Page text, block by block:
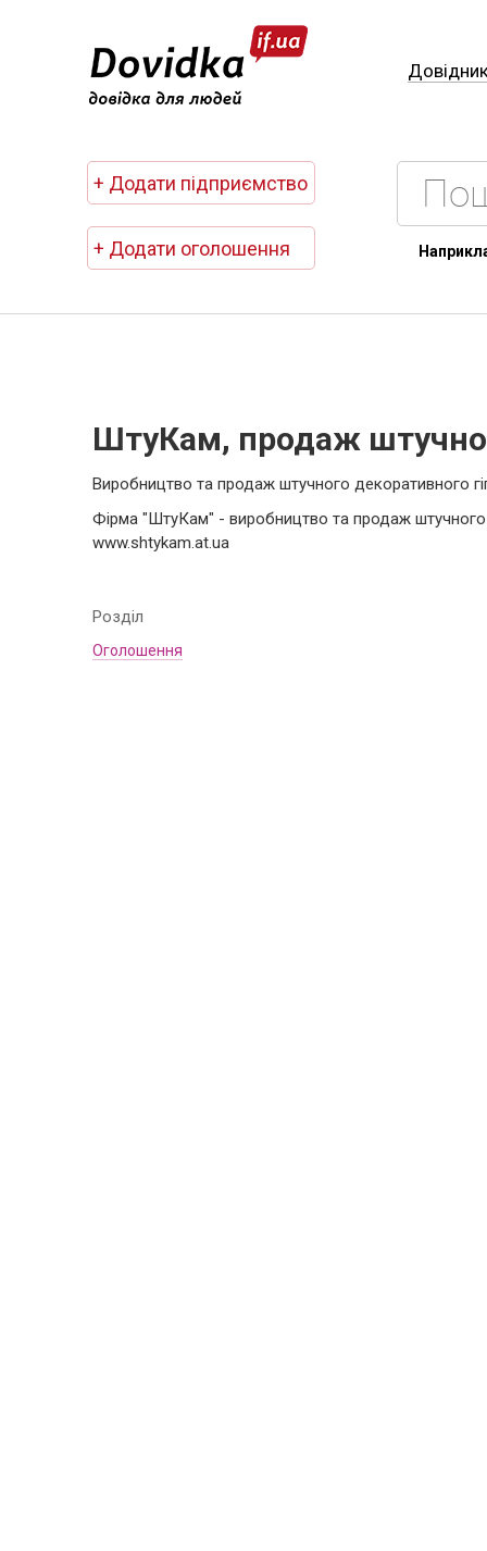
+ Додати підприємство
+ Додати оголошення
ШтуКам, продаж
Виробництво та продаж штучного декоративного
Фірма "ШтуКам" - виробництво та продаж штучного
www.shtykam.at.ua
Розділ
Оголошення